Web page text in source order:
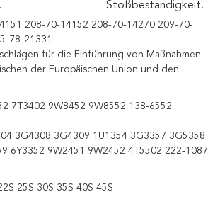
Stoßbeständigkeit.
208-70-14152 208-70-14270 209-70-
78-21331
für die Einführung von Maßnahmen
der Europäischen Union und den
7T3402 9W8452 9W8552 138-6552
3G4308 3G4309 1U1354 3G3357 3G5358
6Y3352 9W2451 9W2452 4T5502 222-1087
25S 30S 35S 40S 45S